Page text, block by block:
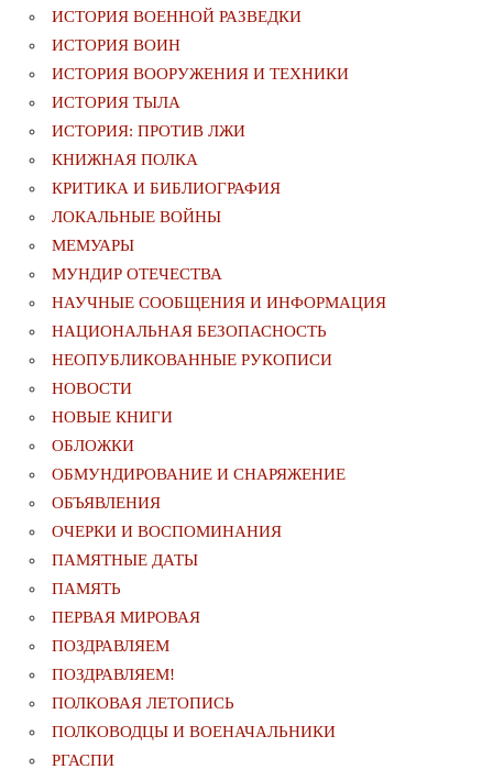
ИСТОРИЯ ВОЕННОЙ РАЗВЕДКИ
ИСТОРИЯ ВОИН
ИСТОРИЯ ВООРУЖЕНИЯ И ТЕХНИКИ
ИСТОРИЯ ТЫЛА
ИСТОРИЯ: ПРОТИВ ЛЖИ
КНИЖНАЯ ПОЛКА
КРИТИКА И БИБЛИОГРАФИЯ
ЛОКАЛЬНЫЕ ВОЙНЫ
МЕМУАРЫ
МУНДИР ОТЕЧЕСТВА
НАУЧНЫЕ СООБЩЕНИЯ И ИНФОРМАЦИЯ
НАЦИОНАЛЬНАЯ БЕЗОПАСНОСТЬ
НЕОПУБЛИКОВАННЫЕ РУКОПИСИ
НОВОСТИ
НОВЫЕ КНИГИ
ОБЛОЖКИ
ОБМУНДИРОВАНИЕ И СНАРЯЖЕНИЕ
ОБЪЯВЛЕНИЯ
ОЧЕРКИ И ВОСПОМИНАНИЯ
ПАМЯТНЫЕ ДАТЫ
ПАМЯТЬ
ПЕРВАЯ МИРОВАЯ
ПОЗДРАВЛЯЕМ
ПОЗДРАВЛЯЕМ!
ПОЛКОВАЯ ЛЕТОПИСЬ
ПОЛКОВОДЦЫ И ВОЕНАЧАЛЬНИКИ
РГАСПИ